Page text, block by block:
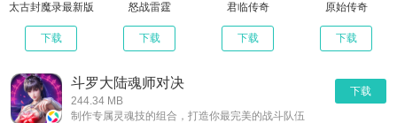
太古封魔录最新版
下载
怒战雷霆
下载
君临传奇
下载
原始传奇
下载
斗罗大陆魂师对决
244.34 MB
下载
制作专属灵魂技的组合，打造你最完美的战斗队伍